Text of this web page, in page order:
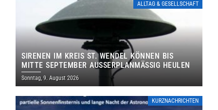
ALLTAG & GESELLSCHAFT
SIRENEN IM KREIS ST. WENDEL KÖNNEN BIS
MITTE SEPTEMBER AUSSERPLANMÄSSIG HEULEN
Sonntag, 9. August 2026
KURZNACHRICHTEN